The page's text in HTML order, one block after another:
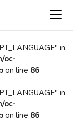
in
oc-
on line 86
in
oc-
on line 86